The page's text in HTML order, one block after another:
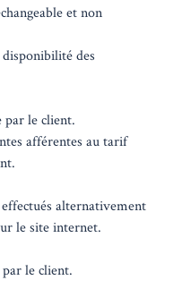
et non
des
par le client.
afférentes au tarif
alternativement
le site internet.
le client.